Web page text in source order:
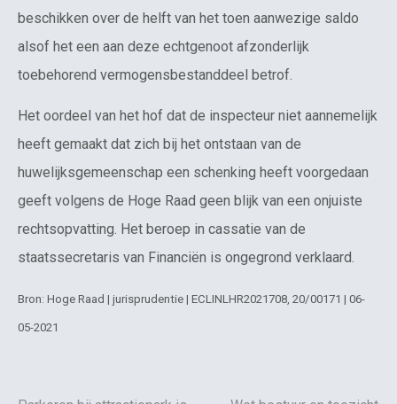
beschikken over de helft van het toen aanwezige saldo
alsof het een aan deze echtgenoot afzonderlijk
toebehorend vermogensbestanddeel betrof.
Het oordeel van het hof dat de inspecteur niet aannemelijk
heeft gemaakt dat zich bij het ontstaan van de
huwelijksgemeenschap een schenking heeft voorgedaan
geeft volgens de Hoge Raad geen blijk van een onjuiste
rechtsopvatting. Het beroep in cassatie van de
staatssecretaris van Financiën is ongegrond verklaard.
Bron: Hoge Raad | jurisprudentie | ECLINLHR2021708, 20/00171 | 06-
05-2021